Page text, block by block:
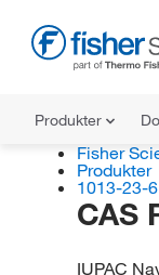
Produkter
Fisher
Produkter
1013-23-6
CAS
IUPAC